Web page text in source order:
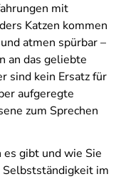
mit
Katzen kommen
atmen spürbar –
an das geliebte
sind kein Ersatz für
aufgeregte
zum Sprechen
gibt und wie Sie
Selbstständigkeit im